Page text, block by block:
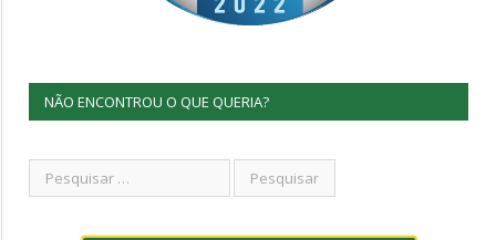
NÃO ENCONTROU O QUE QUERIA?